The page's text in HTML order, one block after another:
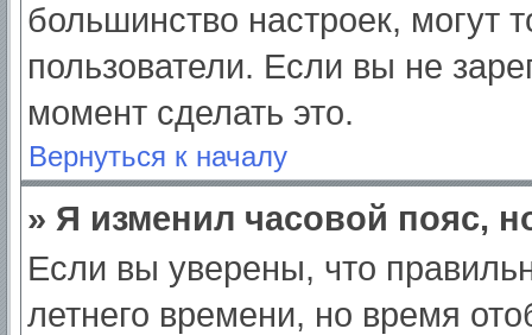
большинство настроек, могут
пользователи. Если вы не
момент сделать это.
Вернуться к началу
» Я изменил часовой пояс,
Если вы уверены, что
летнего времени, но время